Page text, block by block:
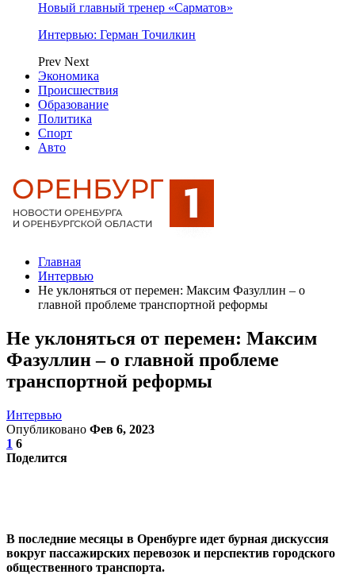
Новый главный тренер «Сарматов»
Интервью: Герман Точилкин
Prev Next
Экономика
Происшествия
Образование
Политика
Спорт
Авто
Главная
Интервью
Не уклоняться от перемен: Максим Фазуллин – о
главной проблеме транспортной реформы
Не уклоняться от перемен: Максим
Фазуллин – о главной проблеме
транспортной реформы
Интервью
Опубликовано Фев 6, 2023
1 6
Поделится
В последние месяцы в Оренбурге идет бурная дискуссия
вокруг пассажирских перевозок и перспектив городского
общественного транспорта.